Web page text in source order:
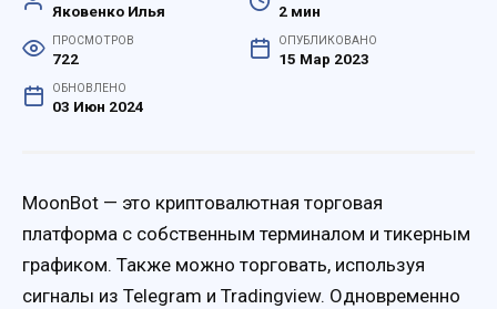
Яковенко Илья 2 мин
ПРОСМОТРОВ
722
ОПУБЛИКОВАНО
15 Мар 2023
ОБНОВЛЕНО
03 Июн 2024
MoonBot — это криптовалютная торговая
платформа с собственным терминалом и тикерным
графиком. Также можно торговать, используя
сигналы из Telegram и Tradingview. Одновременно